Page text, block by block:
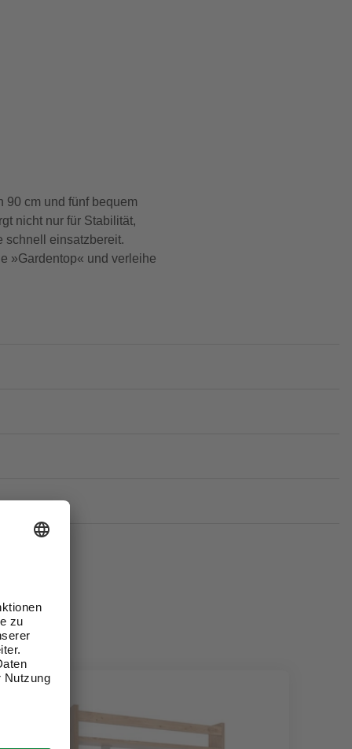
90 cm und fünf bequem
nicht nur für Stabilität,
schnell einsatzbereit.
»Gardentop« und verleihe